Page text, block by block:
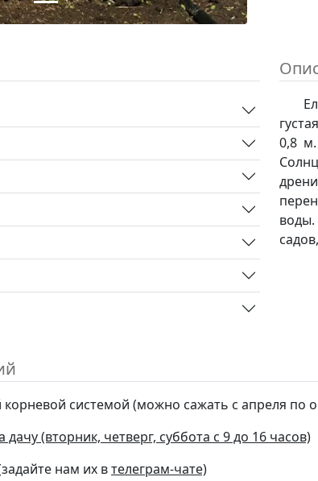
0,8
корневой системой (можно сажать с апреля по
(вторник, четверг, суббота с 9 до 16 часов)
нам их втелеграм-чате)